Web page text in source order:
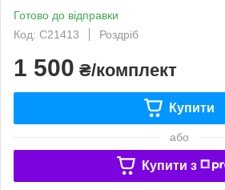
Готово до відправки
Код: C21413
Роздріб
1 500 ₴/комплект
Купити
або
Купити з